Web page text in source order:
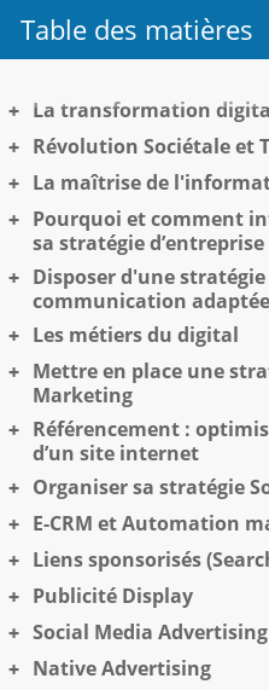
Table des matières
La transformation
Révolution Sociétale et
La maîtrise de
Pourquoi et comment
sa stratégie d’entreprise
Disposer d'une stratégie
communication adaptée
Les métiers du digital
Mettre en place une
Marketing
Référencement :
d’un site internet
Organiser sa stratégie
E-CRM et Automation
Liens sponsorisés
Publicité Display
Social Media Advertising
Native Advertising